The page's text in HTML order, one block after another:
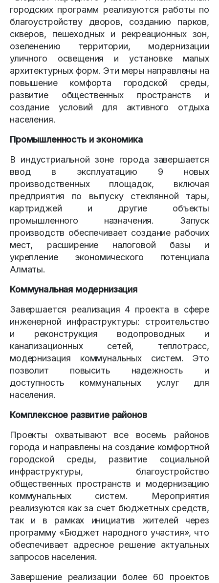
городских программ реализуются работы по
благоустройству дворов, созданию парков,
скверов, пешеходных и рекреационных зон,
озеленению территории, модернизации
уличного освещения и установке малых
архитектурных форм. Эти меры направлены на
повышение комфорта городской среды,
развитие общественных пространств и
создание условий для активного отдыха
населения.
Промышленность и экономика
В индустриальной зоне города завершается
ввод в эксплуатацию 9 новых
производственных площадок, включая
предприятия по выпуску стеклянной тары,
картриджей и другие объекты
промышленного назначения. Запуск
производств обеспечивает создание рабочих
мест, расширение налоговой базы и
укрепление экономического потенциала
Алматы.
Коммунальная модернизация
Завершается реализация 4 проекта в сфере
инженерной инфраструктуры: строительство
и реконструкция водопроводных и
канализационных сетей, теплотрасс,
модернизация коммунальных систем. Это
позволит повысить надежность и
доступность коммунальных услуг для
населения.
Комплексное развитие районов
Проекты охватывают все восемь районов
города и направлены на создание комфортной
городской среды, развитие социальной
инфраструктуры, благоустройство
общественных пространств и модернизацию
коммунальных систем. Мероприятия
реализуются как за счет бюджетных средств,
так и в рамках инициатив жителей через
программу «Бюджет народного участия», что
обеспечивает адресное решение актуальных
запросов населения.
Завершение реализации более 60 проектов